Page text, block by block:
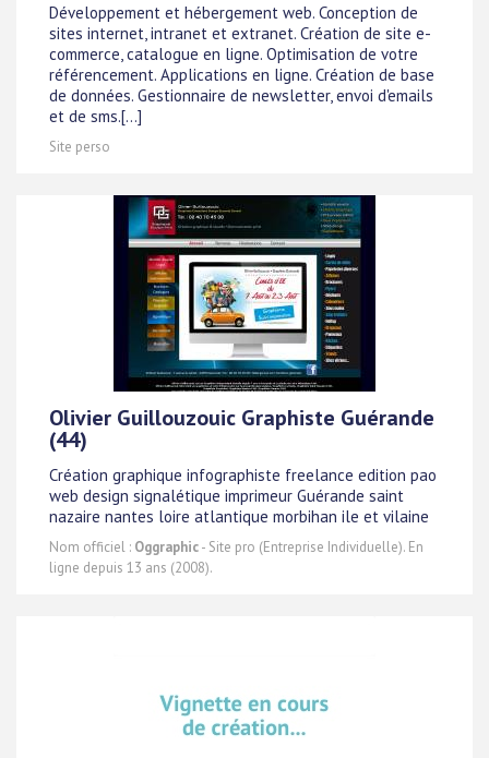
Développement et hébergement web. Conception de
sites internet, intranet et extranet. Création de site e-
commerce, catalogue en ligne. Optimisation de votre
référencement. Applications en ligne. Création de base
de données. Gestionnaire de newsletter, envoi d'emails
et de sms.[...]
Site perso
Olivier Guillouzouic Graphiste Guérande
(44)
Création graphique infographiste freelance edition pao
web design signalétique imprimeur Guérande saint
nazaire nantes loire atlantique morbihan ile et vilaine
Nom officiel : Oggraphic- Site pro (Entreprise Individuelle). En
ligne depuis 13 ans (2008).